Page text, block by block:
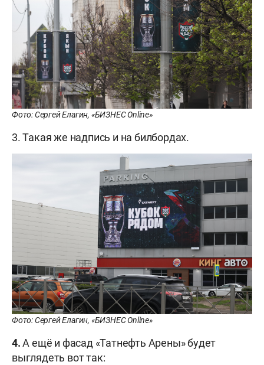
Фото: Сергей Елагин, «БИЗНЕС Online»
3. Такая же надпись и на билбордах.
Фото: Сергей Елагин, «БИЗНЕС Online»
4.А ещё и фасад «Татнефть Арены» будет
выглядеть вот так: